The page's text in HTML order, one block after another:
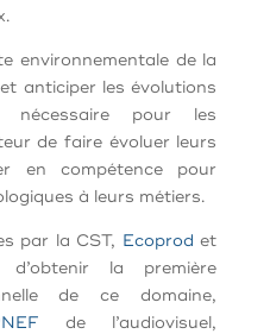
environnementale de la
anticiper les évolutions
nécessaire pour les
de faire évoluer leurs
en compétence pour
à leurs métiers.
par la CST, Ecoprod et
la première
de ce domaine,
de l’audiovisuel,